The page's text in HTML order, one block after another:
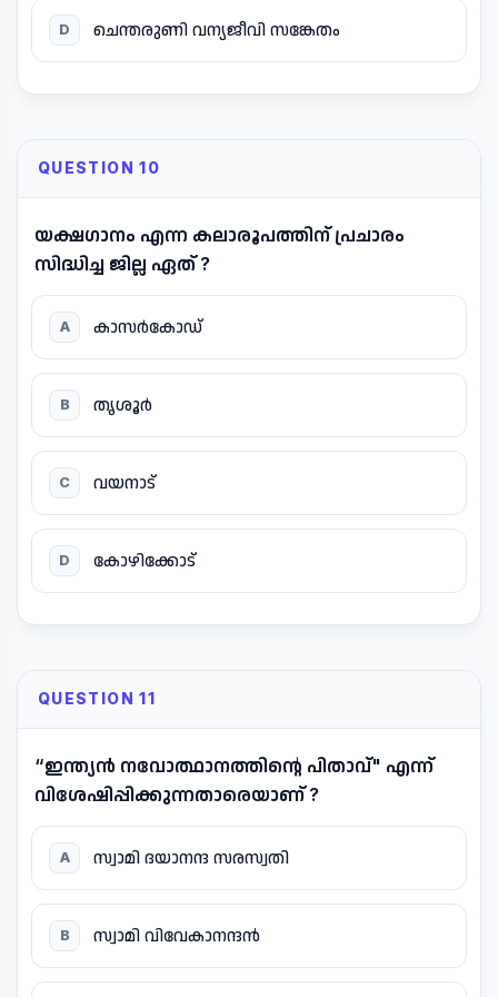
D ചെന്തരുണി വന്യജീവി സങ്കേതം
QUESTION 10
യക്ഷഗാനം എന്ന കലാരൂപത്തിന് പ്രചാരം
സിദ്ധിച്ച ജില്ല ഏത് ?
A കാസർകോഡ്
B തൃശൂർ
C വയനാട്
D കോഴിക്കോട്
QUESTION 11
“ഇന്ത്യൻ നവോത്ഥാനത്തിന്റെ പിതാവ്" എന്ന്
വിശേഷിപ്പിക്കുന്നതാരെയാണ് ?
A സ്വാമി ദയാനന്ദ സരസ്വതി
B സ്വാമി വിവേകാനന്ദൻ